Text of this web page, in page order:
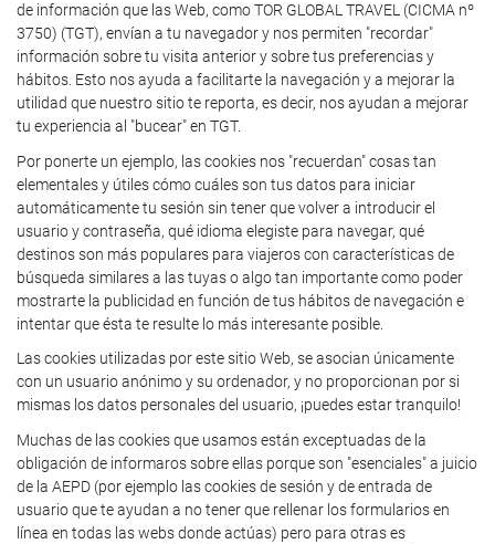
de información que las Web, como TOR GLOBAL TRAVEL (CICMA nº
3750) (TGT), envían a tu navegador y nos permiten "recordar"
información sobre tu visita anterior y sobre tus preferencias y
hábitos. Esto nos ayuda a facilitarte la navegación y a mejorar la
utilidad que nuestro sitio te reporta, es decir, nos ayudan a mejorar
tu experiencia al "bucear" en TGT.
Por ponerte un ejemplo, las cookies nos "recuerdan" cosas tan
elementales y útiles cómo cuáles son tus datos para iniciar
automáticamente tu sesión sin tener que volver a introducir el
usuario y contraseña, qué idioma elegiste para navegar, qué
destinos son más populares para viajeros con características de
búsqueda similares a las tuyas o algo tan importante como poder
mostrarte la publicidad en función de tus hábitos de navegación e
intentar que ésta te resulte lo más interesante posible.
Las cookies utilizadas por este sitio Web, se asocian únicamente
con un usuario anónimo y su ordenador, y no proporcionan por si
mismas los datos personales del usuario, ¡puedes estar tranquilo!
Muchas de las cookies que usamos están exceptuadas de la
obligación de informaros sobre ellas porque son "esenciales" a juicio
de la AEPD (por ejemplo las cookies de sesión y de entrada de
usuario que te ayudan a no tener que rellenar los formularios en
línea en todas las webs donde actúas) pero para otras es